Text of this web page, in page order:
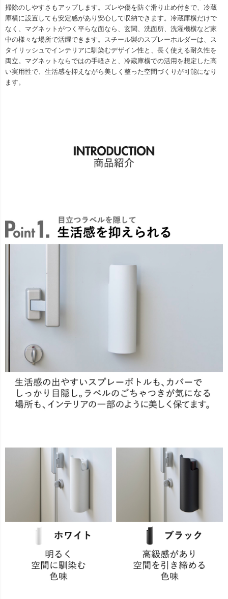
掃除のしやすさもアップします。ズレや傷を防ぐ滑り止め付きで、冷蔵
庫横に設置しても安定感があり安心して収納できます。冷蔵庫横だけで
なく、マグネットがつく平らな面なら、玄関、洗面所、洗濯機横など家
中の様々な場所で活躍できます。スチール製のスプレーホルダーは、ス
タイリッシュでインテリアに馴染むデザイン性と、長く使える耐久性を
両立。マグネットならではの手軽さと、冷蔵庫横での活用を想定した高
い実用性で、生活感を抑えながら美しく整った空間づくりが可能になり
ます。